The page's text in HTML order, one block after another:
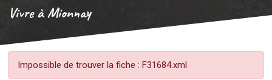
Vivre à Mionnay
Impossible de trouver la fiche : F31684.xml